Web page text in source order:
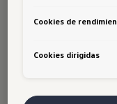
Cookies de
Cookies dirigidas